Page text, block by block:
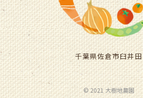
千葉県佐倉市臼井田
© 2021 大樹地農園